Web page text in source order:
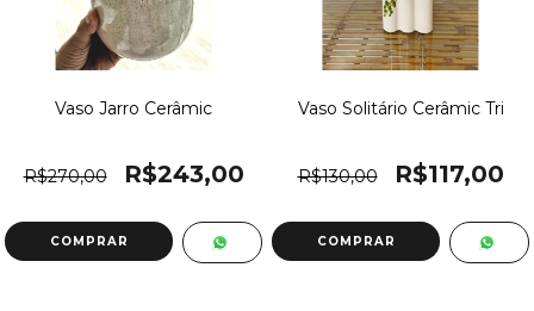
Vaso Jarro Cerâmic
R$270,00 R$243,00
Vaso Solitário Cerâmic Tri
R$130,00 R$117,00